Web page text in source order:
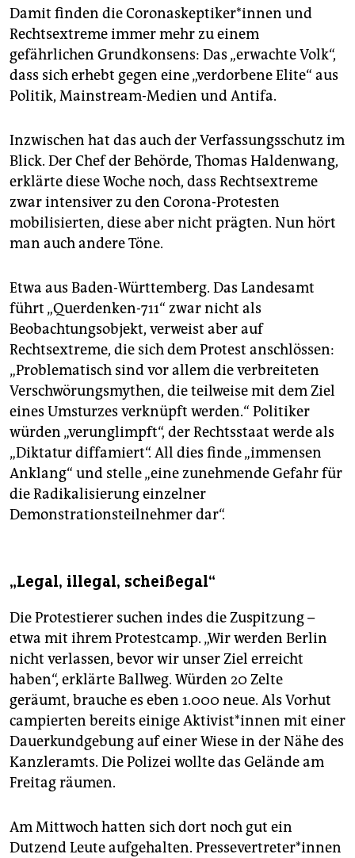
Damit finden die Corona­skep­tiker*innen und
Rechtsextreme immer mehr zu einem
gefährlichen Grundkonsens: Das „erwachte Volk“,
dass sich erhebt gegen eine „verdorbene Elite“ aus
Politik, Mainstream-Medien und Antifa.
Inzwischen hat das auch der Verfassungsschutz im
Blick. Der Chef der Behörde, Thomas Haldenwang,
erklärte diese Woche noch, dass Rechtsextreme
zwar intensiver zu den Corona-Protesten
mobilisierten, diese aber nicht prägten. Nun hört
man auch andere Töne.
Etwa aus Baden-Württemberg. Das Landesamt
führt „Querdenken-711“ zwar nicht als
Beobachtungsobjekt, verweist aber auf
Rechtsextreme, die sich dem Protest anschlössen:
„Problematisch sind vor allem die verbreiteten
Verschwörungsmythen, die teilweise mit dem Ziel
eines Umsturzes verknüpft werden.“ Politiker
würden „verunglimpft“, der Rechtsstaat werde als
„Diktatur diffamiert“. All dies finde „immensen
Anklang“ und stelle „eine zunehmende Gefahr für
die Radikalisierung einzelner
Demonstrationsteilnehmer dar“.
„Legal, illegal, scheißegal“
Die Protestierer suchen indes die Zuspitzung –
etwa mit ihrem Protestcamp. „Wir werden Berlin
nicht verlassen, bevor wir unser Ziel erreicht
haben“, erklärte Ballweg. Würden 20 Zelte
geräumt, brauche es eben 1.000 neue. Als Vorhut
campierten bereits einige Aktivist*innen mit einer
Dauerkundgebung auf einer Wiese in der Nähe des
Kanzleramts. Die Polizei wollte das Gelände am
Freitag räumen.
Am Mittwoch hatten sich dort noch gut ein
Dutzend Leute aufgehalten. Pressevertreter*innen